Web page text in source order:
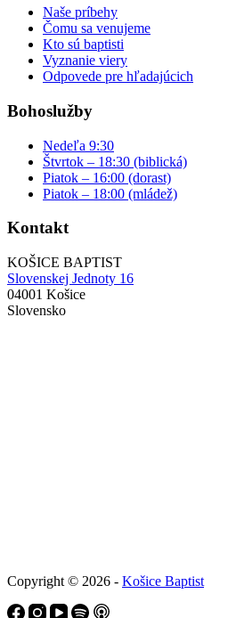
Naše príbehy
Čomu sa venujeme
Kto sú baptisti
Vyznanie viery
Odpovede pre hľadajúcich
Bohoslužby
Nedeľa 9:30
Štvrtok – 18:30 (biblická)
Piatok – 16:00 (dorast)
Piatok – 18:00 (mládež)
Kontakt
KOŠICE BAPTIST
Slovenskej Jednoty 16
04001 Košice
Slovensko
Copyright © 2026 - Košice Baptist